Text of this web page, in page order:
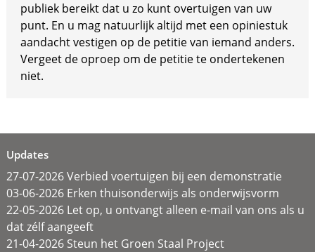
publiek bereikt dat u zo kunt overtuigen van uw
punt. En u mag natuurlijk altijd met een opiniestuk
aandacht vestigen op de petitie van iemand anders.
Vergeet de oproep om de petitie te ondertekenen
niet.
Updates
27-07-2026 Verbied voertuigen bij een demonstratie
03-06-2026 Erken thuisonderwijs als onderwijsvorm
22-05-2026 Let op, u ontvangt alleen e-mail van ons als u
dat zélf aangeeft
21-04-2026 Steun het Groen Staal Project